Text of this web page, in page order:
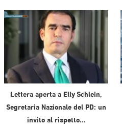
Lettera aperta a Elly Schlein,
Segretaria Nazionale del PD: un
invito al rispetto…